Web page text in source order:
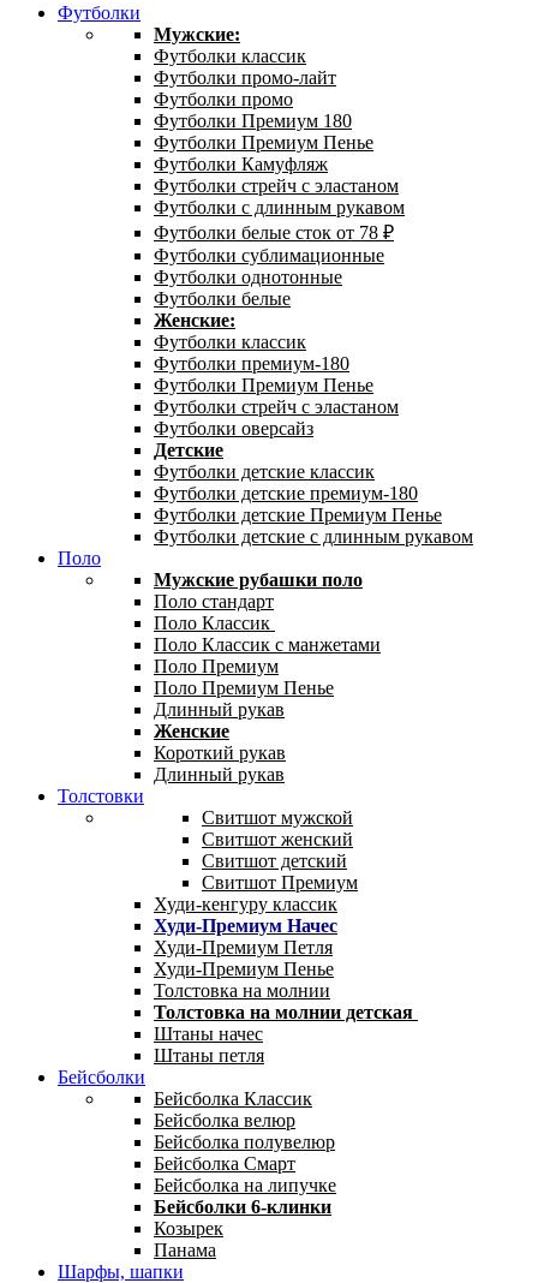
Футболки
Мужские:
Футболки классик
Футболки промо-лайт
Футболки промо
Футболки Премиум 180
Футболки Премиум Пенье
Футболки Камуфляж
Футболки стрейч с эластаном
Футболки с длинным рукавом
Футболки белые сток от 78 ₽
Футболки сублимационные
Футболки однотонные
Футболки белые
Женские:
Футболки классик
Футболки премиум-180
Футболки Премиум Пенье
Футболки стрейч с эластаном
Футболки оверсайз
Детские
Футболки детские классик
Футболки детские премиум-180
Футболки детские Премиум Пенье
Футболки детские с длинным рукавом
Поло
Мужские рубашки поло
Поло стандарт
Поло Классик
Поло Классик с манжетами
Поло Премиум
Поло Премиум Пенье
Длинный рукав
Женские
Короткий рукав
Длинный рукав
Толстовки
Свитшот мужской
Свитшот женский
Свитшот детский
Свитшот Премиум
Худи-кенгуру классик
Худи-Премиум Начес
Худи-Премиум Петля
Худи-Премиум Пенье
Толстовка на молнии
Толстовка на молнии детская
Штаны начес
Штаны петля
Бейсболки
Бейсболка Классик
Бейсболка велюр
Бейсболка полувелюр
Бейсболка Смарт
Бейсболка на липучке
Бейсболки 6-клинки
Козырек
Панама
Шарфы, шапки